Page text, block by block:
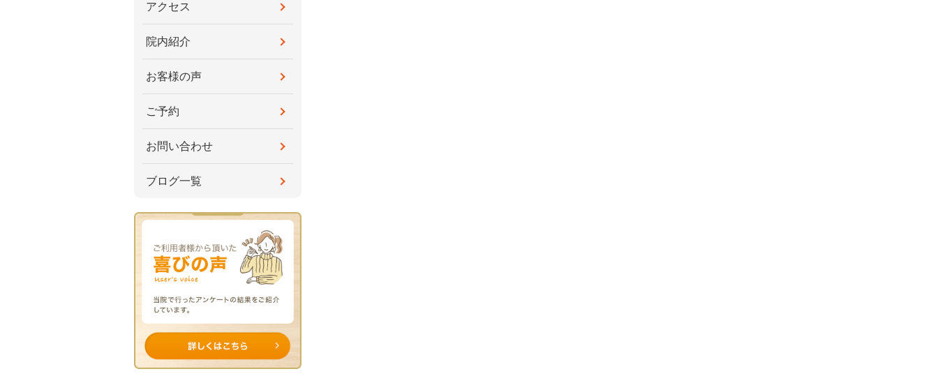
アクセス
院内紹介
お客様の声
ご予約
お問い合わせ
ブログ一覧